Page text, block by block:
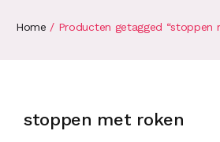
Home / Producten getagged “stoppen
stoppen met roken